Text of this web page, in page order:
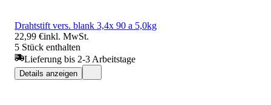
Drahtstift vers. blank 3,4x 90 a 5,0kg
22,99 €inkl. MwSt.
5 Stück enthalten
Lieferung bis 2-3 Arbeitstage
Details anzeigen